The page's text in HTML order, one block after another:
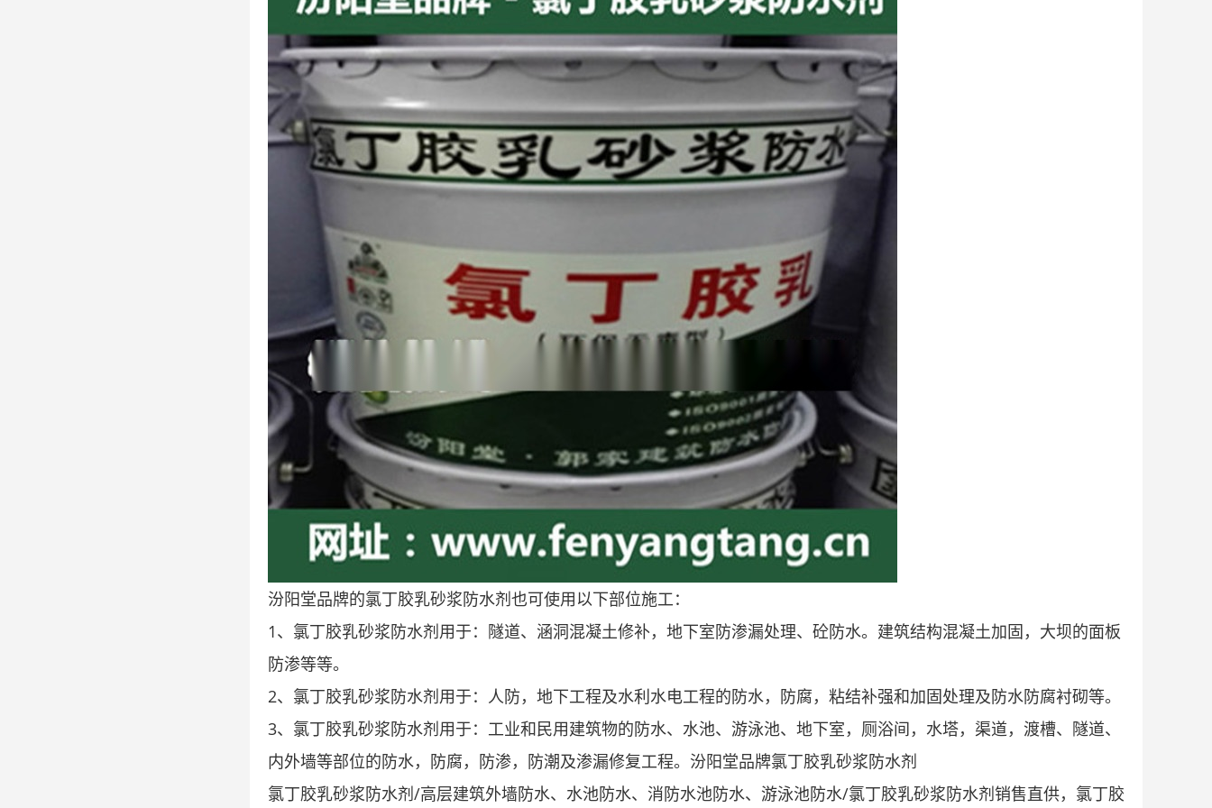
汾阳堂品牌的氯丁胶乳砂浆防水剂也可使用以下部位施工：
1、氯丁胶乳砂浆防水剂用于：隧道、涵洞混凝土修补，地下室防渗漏处理、砼防水。建筑结构混凝土加固，大坝的面板
防渗等等。
2、氯丁胶乳砂浆防水剂用于：人防，地下工程及水利水电工程的防水，防腐，粘结补强和加固处理及防水防腐衬砌等。
3、氯丁胶乳砂浆防水剂用于：工业和民用建筑物的防水、水池、游泳池、地下室，厕浴间，水塔，渠道，渡槽、隧道、
内外墙等部位的防水，防腐，防渗，防潮及渗漏修复工程。汾阳堂品牌氯丁胶乳砂浆防水剂
氯丁胶乳砂浆防水剂/高层建筑外墙防水、水池防水、消防水池防水、游泳池防水/氯丁胶乳砂浆防水剂销售直供，氯丁胶